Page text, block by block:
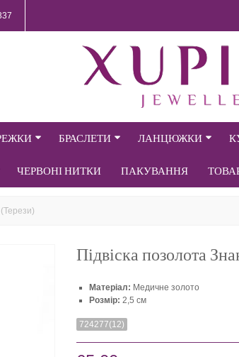
БРАСЛЕТИ ЛАНЦЮЖКИ
ЧЕРВОНІ НИТКИ ПАКУВАННЯ
(Терези)
Підвіска позолота
Матеріал: Медичне золото
Розмір: 2,5 см
724277(12)